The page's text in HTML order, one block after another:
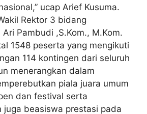
ucap Arief Kusuma.
Rektor 3 bidang
Pambudi ,S.Kom., M.Kom.
1548 peserta yang mengikuti
114 kontingen dari seluruh
menerangkan dalam
piala juara umum
dan festival serta
juga beasiswa prestasi pada